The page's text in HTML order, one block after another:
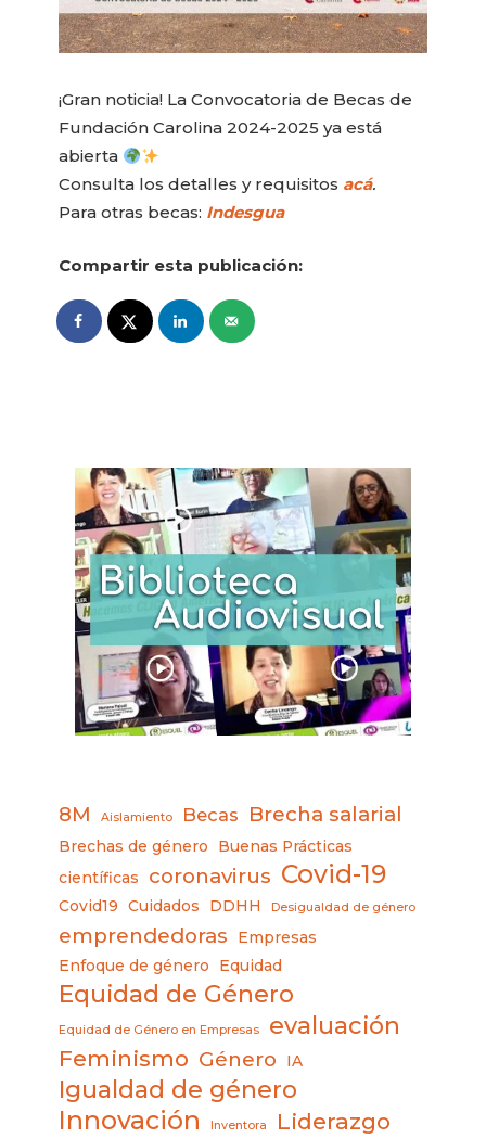
¡Gran noticia! La Convocatoria de Becas de
Fundación Carolina 2024-2025 ya está
abierta
Consulta los detalles y requisitos acá.
Para otras becas: Indesgua
Compartir esta publicación:
8M Aislamiento Becas Brecha salarial
Brechas de género
Buenas Prácticas
científicas
coronavirus Covid-19
Covid19 Cuidados DDHH Desigualdad de género
emprendedoras
Empresas
Enfoque de género
Equidad
Equidad de Género
Equidad de Género en Empresas evaluación
Feminismo Género IA
Igualdad de género
Innovación Inventora Liderazgo